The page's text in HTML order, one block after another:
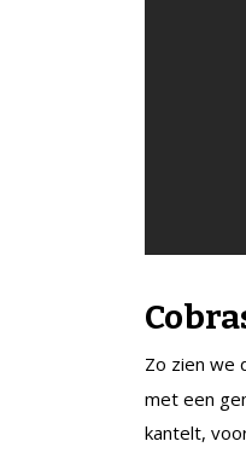
Zo zien we
met een
kantelt,